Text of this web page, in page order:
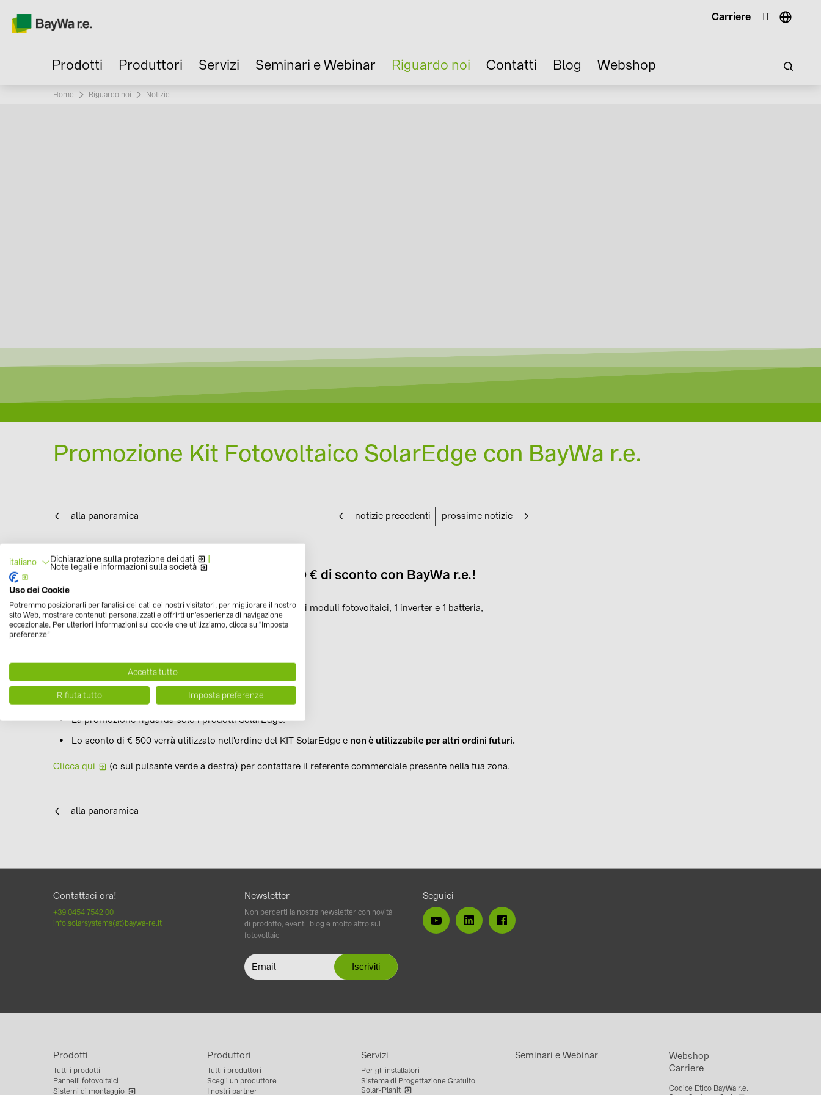
Carriere IT
Prodotti Produttori Servizi Seminari e Webinar Riguardo noi Contatti Blog Webshop
Home Riguardo noi Current:
Notizie
Promozione Kit Fotovoltaico SolarEdge con BayWa r.e.
alla panoramica notizie precedenti prossime notizie
Ordina il Kit SolarEdge e ricevi subito 500 € di sconto con BayWa r.e.!
Acquistando ilKIT SolarEdgecomposto da: almeno 3kW di moduli fotovoltaici, 1 inverter e 1 batteria,
riceverai uno sconto immediato di€ 500 sul tuo ordine!
Nota bene:
La promozione riguarda solo i prodotti SolarEdge.
Lo sconto di € 500 verrà utilizzato nell'ordine del KIT SolarEdge e non è utilizzabile per altri ordini futuri.
Clicca qui (o sul pulsante verde a destra) per contattare il referente commerciale presente nella tua zona.
alla panoramica
Contattaci ora!
+39 0454 7542 00
info.solarsystems(at)baywa-re.it
Newsletter
Non perderti la nostra newsletter con novità
di prodotto, eventi, blog e molto altro sul
fotovoltaic
Seguici
Prodotti
Tutti i prodotti
Pannelli fotovoltaici
Sistemi di montaggio
Produttori
Tutti i produttori
Scegli un produttore
I nostri partner
Servizi
Per gli installatori
Sistema di Progettazione Gratuito
Solar-Planit
Seminari e Webinar
Webshop
Carriere
Codice Etico BayWa r.e.
italiano Dichiarazione sulla protezione dei dati |
Note legali e informazioni sulla società
Uso dei Cookie
Potremmo posizionarli per l'analisi dei dati dei nostri visitatori, per migliorare il nostro
sito Web, mostrare contenuti personalizzati e offrirti un'esperienza di navigazione
eccezionale. Per ulteriori informazioni sui cookie che utilizziamo, clicca su "Imposta
preferenze”
Accetta tutto
Rifiuta tutto Imposta preferenze